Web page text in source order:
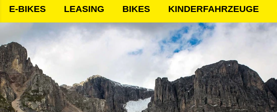
E-BIKES LEASING BIKES KINDERFAHRZEUGE